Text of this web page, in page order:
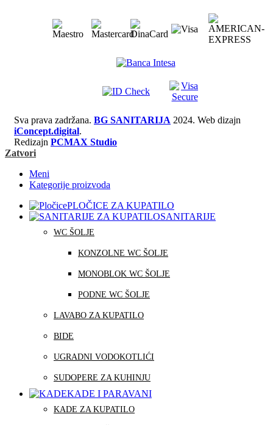
Sva prava zadržana. BG SANITARIJA 2024. Web dizajn
iConcept.digital.
Redizajn PCMAX Studio
Zatvori
Meni
Kategorije proizvoda
PLOČICE ZA KUPATILO
SANITARIJE
WC ŠOLJE
KONZOLNE WC ŠOLJE
MONOBLOK WC ŠOLJE
PODNE WC ŠOLJE
LAVABO ZA KUPATILO
BIDE
UGRADNI VODOKOTLIĆI
SUDOPERE ZA KUHINJU
KADE I PARAVANI
KADE ZA KUPATILO